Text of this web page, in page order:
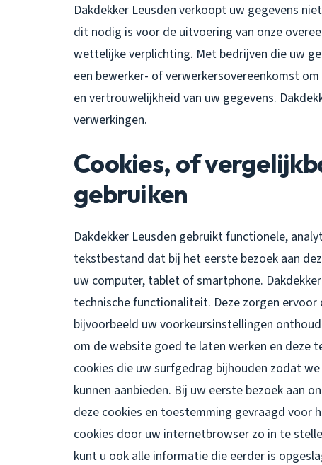
Dakdekker Leusden verkoopt uw gegevens
dit nodig is voor de uitvoering van onze
wettelijke verplichting. Met bedrijven die uw
een bewerker- of verwerkersovereenkomst
en vertrouwelijkheid van uw gegevens.
verwerkingen.
Cookies, of
gebruiken
Dakdekker Leusden gebruikt functionele,
tekstbestand dat bij het eerste bezoek aan
uw computer, tablet of smartphone.
technische functionaliteit. Deze zorgen
bijvoorbeeld uw voorkeursinstellingen
om de website goed te laten werken en deze
cookies die uw surfgedrag bijhouden zodat
kunnen aanbieden. Bij uw eerste bezoek aan
deze cookies en toestemming gevraagd voor
cookies door uw internetbrowser zo in te
kunt u ook alle informatie die eerder is